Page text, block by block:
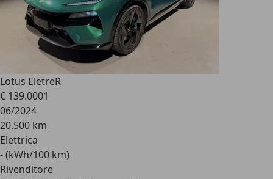
Lotus EletreR
€ 139.0001
06/2024
20.500 km
Elettrica
- (kWh/100 km)
Rivenditore